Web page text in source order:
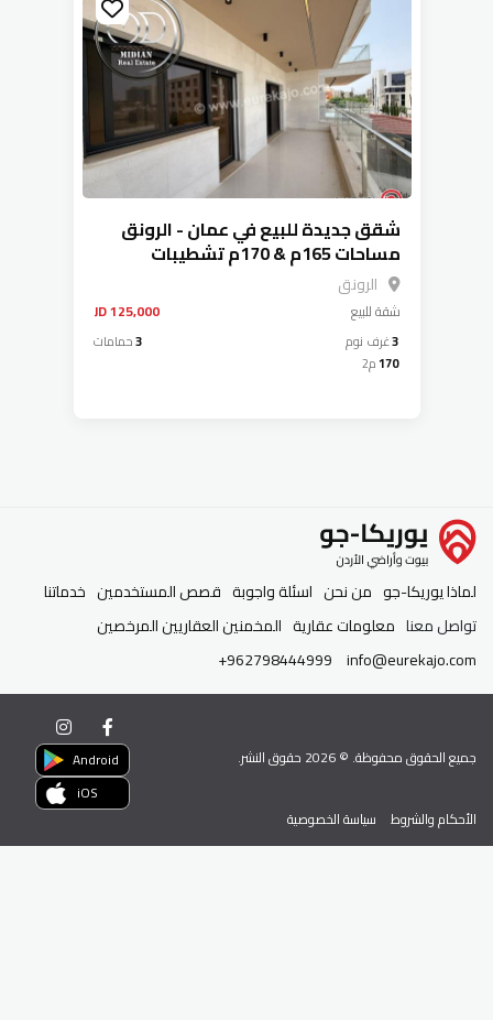
شقق جديدة للبيع في عمان - الرونق
مساحات 165م & 170م تشطيبات
وديكورات عصرية فاخرة اطلالة جميلة
بأسعار مميزة
الرونق
شقةللبيع 125,000 JD
3غرف نوم 3حمامات
170م2
لماذا يوريكا-جو من نحن اسئلة واجوبة قصص المستخدمين خدماتنا
تواصل معنا معلومات عقارية المخمنين العقاريين المرخصين
info@eurekajo.com
+962798444999
جميع الحقوق محفوظة. ©2026 حقوق النشر.
Android
iOS
الأحكام والشروط
سياسة الخصوصية